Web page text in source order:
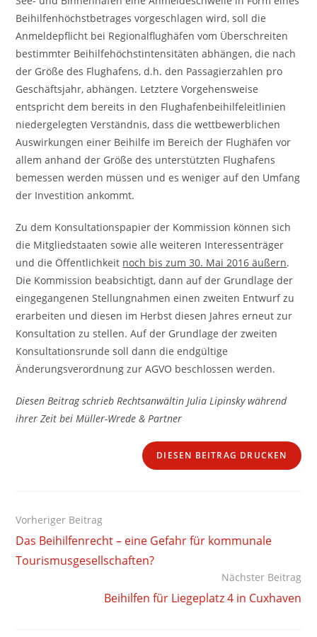
Beihilfenhöchstbetrages vorgeschlagen wird, soll die
Anmeldepflicht bei Regionalflughäfen vom Überschreiten
bestimmter Beihilfehöchstintensitäten abhängen, die nach
der Größe des Flughafens, d.h. den Passagierzahlen pro
Geschäftsjahr, abhängen. Letztere Vorgehensweise
entspricht dem bereits in den Flughafenbeihilfeleitlinien
niedergelegten Verständnis, dass die wettbewerblichen
Auswirkungen einer Beihilfe im Bereich der Flughäfen vor
allem anhand der Größe des unterstützten Flughafens
bemessen werden müssen und es weniger auf den Umfang
der Investition ankommt.
Zu dem Konsultationspapier der Kommission können sich
die Mitgliedstaaten sowie alle weiteren Interessenträger
und die Öffentlichkeit noch bis zum 30. Mai 2016 äußern.
Die Kommission beabsichtigt, dann auf der Grundlage der
eingegangenen Stellungnahmen einen zweiten Entwurf zu
erarbeiten und diesen im Herbst diesen Jahres erneut zur
Konsultation zu stellen. Auf der Grundlage der zweiten
Konsultationsrunde soll dann die endgültige
Änderungsverordnung zur AGVO beschlossen werden.
Diesen Beitrag schrieb Rechtsanwältin Julia Lipinsky während
ihrer Zeit bei Müller-Wrede & Partner
DIESEN BEITRAG DRUCKEN
Weitere
ansehen
Vorheriger Beitrag
Das Beihilfenrecht – eine Gefahr für kommunale
Tourismusgesellschaften?
Nächster Beitrag
Beihilfen für Liegeplatz 4 in Cuxhaven